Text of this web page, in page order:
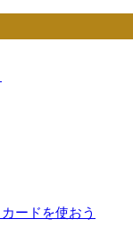
ードを使おう